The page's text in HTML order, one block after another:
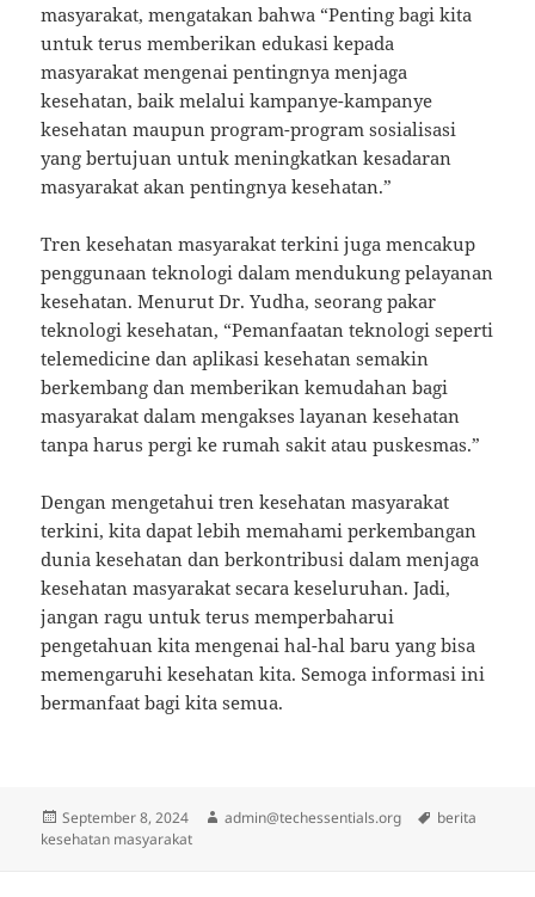
masyarakat, mengatakan bahwa “Penting bagi kita
untuk terus memberikan edukasi kepada
masyarakat mengenai pentingnya menjaga
kesehatan, baik melalui kampanye-kampanye
kesehatan maupun program-program sosialisasi
yang bertujuan untuk meningkatkan kesadaran
masyarakat akan pentingnya kesehatan.”
Tren kesehatan masyarakat terkini juga mencakup
penggunaan teknologi dalam mendukung pelayanan
kesehatan. Menurut Dr. Yudha, seorang pakar
teknologi kesehatan, “Pemanfaatan teknologi seperti
telemedicine dan aplikasi kesehatan semakin
berkembang dan memberikan kemudahan bagi
masyarakat dalam mengakses layanan kesehatan
tanpa harus pergi ke rumah sakit atau puskesmas.”
Dengan mengetahui tren kesehatan masyarakat
terkini, kita dapat lebih memahami perkembangan
dunia kesehatan dan berkontribusi dalam menjaga
kesehatan masyarakat secara keseluruhan. Jadi,
jangan ragu untuk terus memperbaharui
pengetahuan kita mengenai hal-hal baru yang bisa
memengaruhi kesehatan kita. Semoga informasi ini
bermanfaat bagi kita semua.
Posted
on
September 8, 2024 Author
admin@techessentials.org Tags
berita
kesehatan masyarakat